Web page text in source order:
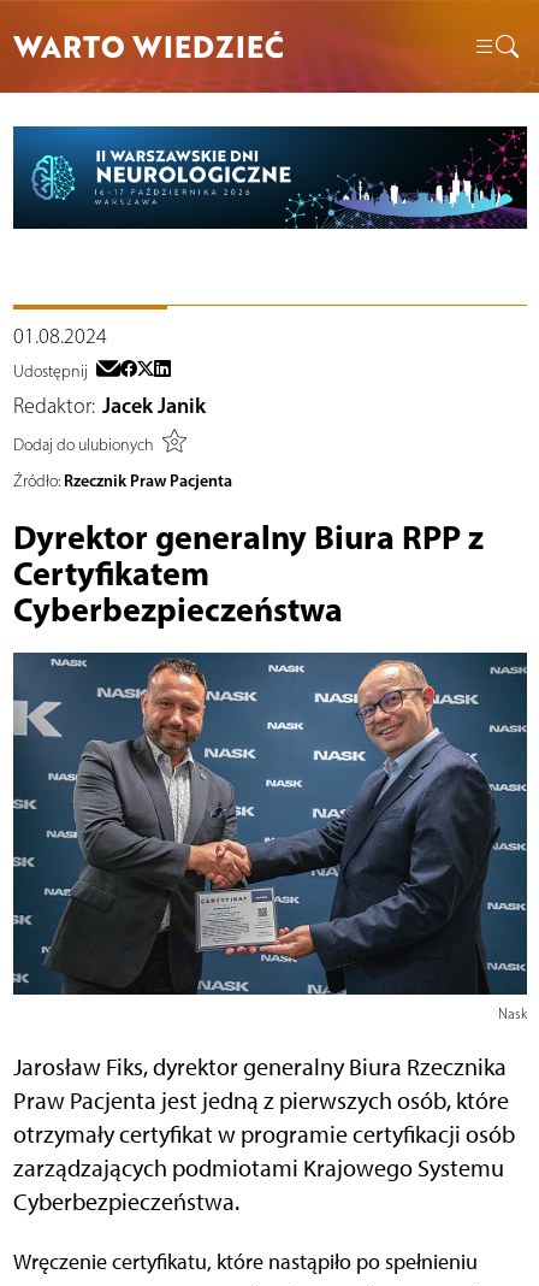
WARTO WIEDZIEĆ
01.08.2024
Udostępnij
Redaktor: Jacek Janik
Dodaj do ulubionych
Źródło: Rzecznik Praw Pacjenta
Dyrektor generalny Biura RPP z
Certyfikatem
Cyberbezpieczeństwa
Nask
Jarosław Fiks, dyrektor generalny Biura Rzecznika
Praw Pacjenta jest jedną z pierwszych osób, które
otrzymały certyfikat w programie certyfikacji osób
zarządzających podmiotami Krajowego Systemu
Cyberbezpieczeństwa.
Wręczenie certyfikatu, które nastąpiło po spełnieniu